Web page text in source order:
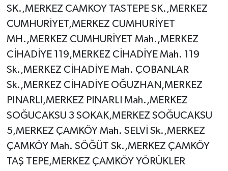
SK.,MERKEZ CAMKOY TASTEPE SK.,MERKEZ
CUMHURİYET,MERKEZ CUMHURİYET
MH.,MERKEZ CUMHURİYET Mah.,MERKEZ
CİHADİYE 119,MERKEZ CİHADİYE Mah. 119
Sk.,MERKEZ CİHADİYE Mah. ÇOBANLAR
Sk.,MERKEZ CİHADİYE OĞUZHAN,MERKEZ
PINARLI,MERKEZ PINARLI Mah.,MERKEZ
SOĞUCAKSU 3 SOKAK,MERKEZ SOĞUCAKSU
5,MERKEZ ÇAMKÖY Mah. SELVİ Sk.,MERKEZ
ÇAMKÖY Mah. SÖĞÜT Sk.,MERKEZ ÇAMKÖY
TAŞ TEPE,MERKEZ ÇAMKÖY YÖRÜKLER